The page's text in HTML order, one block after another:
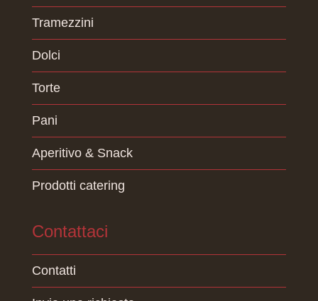
Tramezzini
Dolci
Torte
Pani
Aperitivo & Snack
Prodotti catering
Contattaci
Contatti